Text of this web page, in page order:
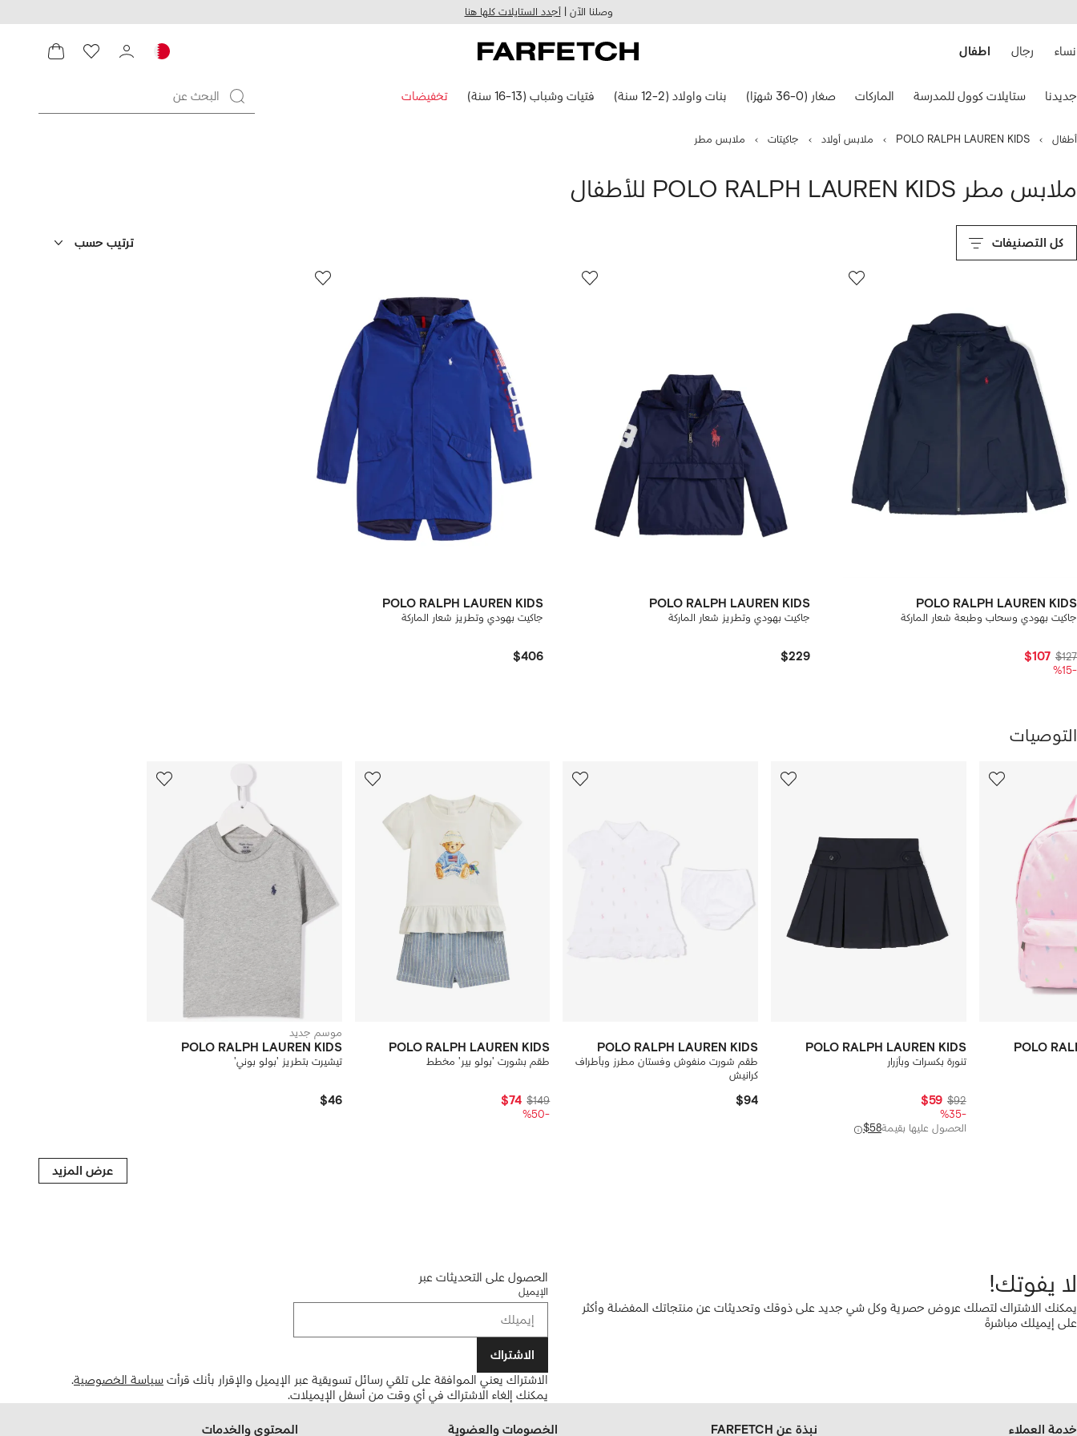
للمحتوى
وصلنا الآن | أجدد الستايلات كلها هنا
نساء رجال اطفال
جديدنا ستايلات كوول للمدرسة الماركات صغار (0-36 شهرًا) بنات واولاد (2-12 سنة) فتيات وشباب (13-16 سنة) تخفيضات
أطفال POLO RALPH LAUREN KIDS ملابس أولاد جاكيتات ملابس مطر
ملابس مطر POLO RALPH LAUREN KIDS للأطفال
كل التصنيفات ترتيب حسب
POLO RALPH LAUREN KIDS
جاكيت بهودي وسحاب وطبعة شعار الماركة
$127
$107
-%15
POLO RALPH LAUREN KIDS
جاكيت بهودي وتطريز شعار الماركة
$229
POLO RALPH LAUREN KIDS
جاكيت بهودي وتطريز شعار الماركة
$406
التوصيات
POLO
POLO RALPH LAUREN KIDS
تنورة بكسرات وبأزرار
$92
$59
-%35
الحصول عليها بقيمة$58
POLO RALPH LAUREN KIDS
طقم شورت منفوش وفستان مطرز وبأطراف
كرانيش
$94
POLO RALPH LAUREN KIDS
طقم بشورت 'بولو بير' مخطط
$149
$74
-%50
موسم جديد
POLO RALPH LAUREN KIDS
تيشيرت بتطريز 'بولو بوني'
$46
عرض المزيد
لا يفوتك!
يمكنك الاشتراك لتصلك عروض حصرية وكل شي جديد على ذوقك وتحديثات عن منتجاتك المفضلة وأكثر
على إيميلك مباشرةً
الحصول على التحديثات عبر
الإيميل
الاشتراك
الاشتراك يعني الموافقة على تلقي رسائل تسويقية عبر الإيميل والإقرار بأنك قرأت سياسة الخصوصية.
يمكنك إلغاء الاشتراك في أي وقت من أسفل الإيميلات.
خدمة العملاء نبذة عن FARFETCH الخصومات والعضوية المحتوى والخدمات